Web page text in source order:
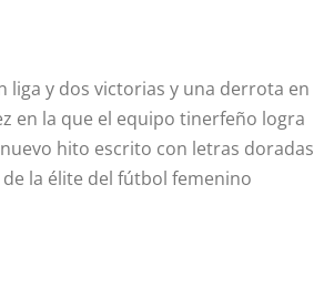
liga y dos victorias y una derrota en
en la que el equipo tinerfeño logra
hito escrito con letras doradas
la élite del fútbol femenino